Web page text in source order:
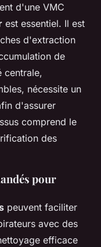
d'une VMC
est essentiel. Il est
d'extraction
de
centrale,
nécessite un
d'assurer
comprend le
des
pour
peuvent faciliter
avec des
efficace